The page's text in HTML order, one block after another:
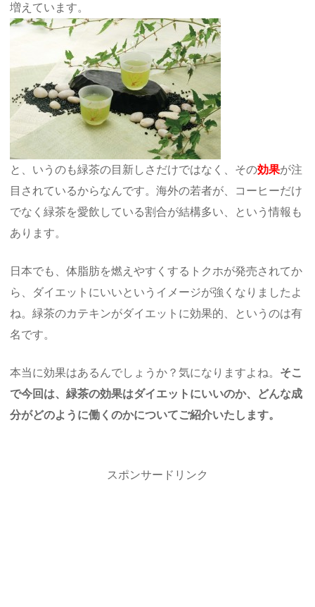
増えています。
と、いうのも緑茶の目新しさだけではなく、その効果が注
目されているからなんです。海外の若者が、コーヒーだけ
でなく緑茶を愛飲している割合が結構多い、という情報も
あります。
日本でも、体脂肪を燃えやすくするトクホが発売されてか
ら、ダイエットにいいというイメージが強くなりましたよ
ね。緑茶のカテキンがダイエットに効果的、というのは有
名です。
本当に効果はあるんでしょうか？気になりますよね。 そこ
で今回は、緑茶の効果はダイエットにいいのか、どんな成
分がどのように働くのかについてご紹介いたします。
スポンサードリンク